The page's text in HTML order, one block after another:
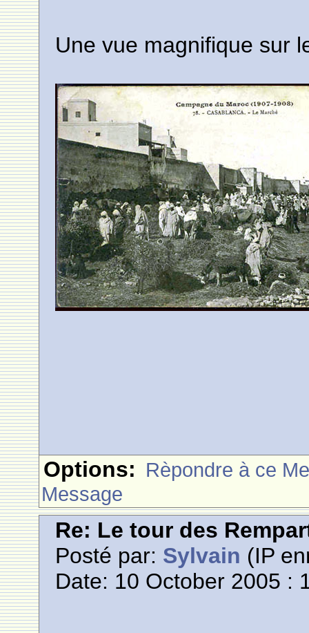
Une vue magnifique sur
Options: Rèpondre à ce
Message
Re: Le tour des
Posté par: Sylvain (IP
Date: 10 October 2005 :